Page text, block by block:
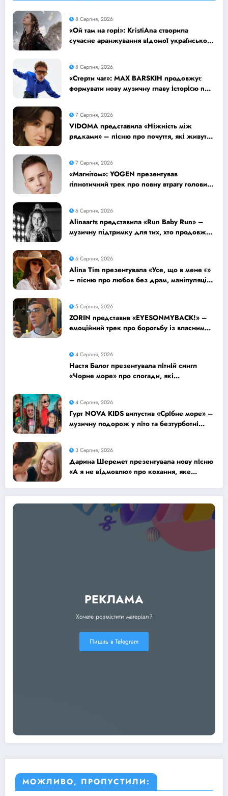
8 Серпня, 2026
«Ой там на горі»: KristiAna створила
сучасне аранжування відомої української
8 Серпня, 2026
«Стерти чат»: MAX BARSKIH продовжує
формувати нову музичну главу історією про
7 Серпня, 2026
VIDOMA представила «Ніжність між
рядками» – пісню про почуття, які живуть
7 Серпня, 2026
«Магнітом»: YOGEN презентував
гіпнотичний трек про повну втрату голови
6 Серпня, 2026
Alinaarts представила «Run Baby Run» –
музичну підтримку для тих, хто продовжує
6 Серпня, 2026
Alina Tim презентувала «Усе, що в мене є»
– пісню про любов без драм, маніпуляцій
5 Серпня, 2026
ZORIN представив «EYESONMYBACK!» –
емоційний трек про боротьбу із власними
4 Серпня, 2026
Настя Балог презентувала літній сингл
«Чорне море» про спогади, які
4 Серпня, 2026
Гурт NOVA KIDS випустив «Срібне море» –
музичну подорож у літо та безтурботні
3 Серпня, 2026
Дарина Шеремет презентувала нову пісню
«А я не відмовлю» про кохання, яке
РЕКЛАМА
Хочете розмістити матеріал?
Пишіть в Telegram
МОЖЛИВО, ПРОПУСТИЛИ: